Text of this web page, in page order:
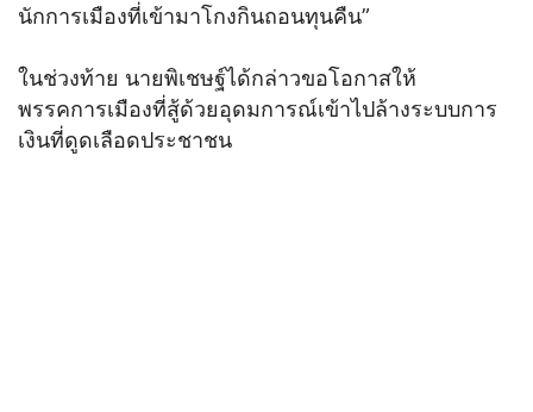
นักการเมืองที่เข้ามาโกงกินถอนทุนคืน”
ในช่วงท้าย นายพิเชษฐ์ได้กล่าวขอโอกาสให้
พรรคการเมืองที่สู้ด้วยอุดมการณ์เข้าไปล้างระบบการ
เงินที่ดูดเลือดประชาชน